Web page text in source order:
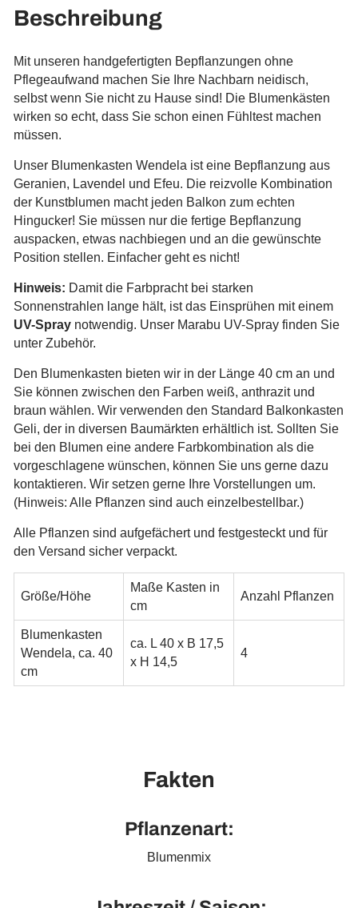
Beschreibung
Mit unseren handgefertigten Bepflanzungen ohne
Pflegeaufwand machen Sie Ihre Nachbarn neidisch,
selbst wenn Sie nicht zu Hause sind! Die Blumenkästen
wirken so echt, dass Sie schon einen Fühltest machen
müssen.
Unser Blumenkasten Wendela ist eine Bepflanzung aus
Geranien, Lavendel und Efeu. Die reizvolle Kombination
der Kunstblumen macht jeden Balkon zum echten
Hingucker! Sie müssen nur die fertige Bepflanzung
auspacken, etwas nachbiegen und an die gewünschte
Position stellen. Einfacher geht es nicht!
Hinweis: Damit die Farbpracht bei starken
Sonnenstrahlen lange hält, ist das Einsprühen mit einem
UV-Spray notwendig. Unser Marabu UV-Spray finden Sie
unter Zubehör.
Den Blumenkasten bieten wir in der Länge 40 cm an und
Sie können zwischen den Farben weiß, anthrazit und
braun wählen. Wir verwenden den Standard Balkonkasten
Geli, der in diversen Baumärkten erhältlich ist. Sollten Sie
bei den Blumen eine andere Farbkombination als die
vorgeschlagene wünschen, können Sie uns gerne dazu
kontaktieren. Wir setzen gerne Ihre Vorstellungen um.
(Hinweis: Alle Pflanzen sind auch einzelbestellbar.)
Alle Pflanzen sind aufgefächert und festgesteckt und für
den Versand sicher verpackt.
Größe/Höhe
Maße Kasten in
cm
Anzahl Pflanzen
Blumenkasten
Wendela, ca. 40
cm
ca. L 40 x B 17,5
x H 14,5
4
Fakten
Pflanzenart:
Blumenmix